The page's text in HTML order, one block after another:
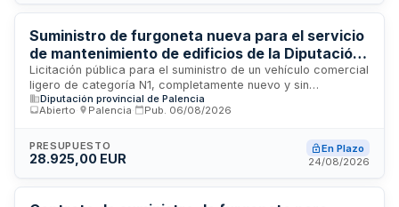
responsable del contrato sin coste adicional para la
administración.
Suministro de furgoneta nueva para el servicio
de mantenimiento de edificios de la Diputación
Provincial de Palencia
Licitación pública para el suministro de un vehículo comercial
ligero de categoría N1, completamente nuevo y sin
matricular, destinado al servicio de mantenimiento integral de
los edificios de la Diputación Provincial de Palencia. El
para tres plazas, potencia mínima de 100 CV y carrocería
tipo furgón de tamaño estándar. La contratación se realiza
Diputación provincial de Palencia
Abierto
Palencia Pub. 06/08/2026
PRESUPUESTO
28.925,00 EUR
En Plazo
24/08/2026